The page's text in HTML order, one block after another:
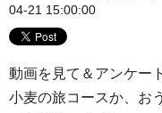
04-21 15:00:00
動画を見て＆アンケー
小麦の旅コースか、お